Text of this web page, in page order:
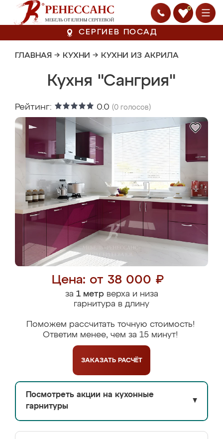
0
СЕРГИЕВ ПОСАД
ГЛАВНАЯ → КУХНИ → КУХНИ ИЗ АКРИЛА
Кухня "Сангрия"
Рейтинг: 0.0 (0 голосов)
Цена: от 38 000 ₽
за 1 метрверха и низа
гарнитура в длину
Поможем рассчитать точную стоимость!
Ответим менее, чем за 15 минут!
ЗАКАЗАТЬ РАСЧЁТ
Посмотреть акции на кухонные
гарнитуры
▼